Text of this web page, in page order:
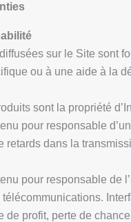
sur le Site sont
ou à une aide à la
sont la propriété
pour responsable
retards dans la
pour responsable
de profit, perte de